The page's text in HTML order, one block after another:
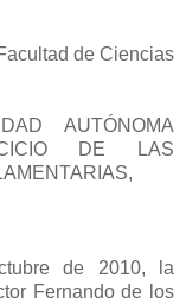
de Ciencias
AUTÓNOMA
DE LAS
de 2010, la
Fernando de los